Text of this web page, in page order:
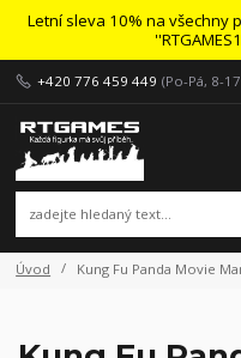
Letní sleva 10% na všechny
+420 776 459 449 (Po-Pá, 8-
Úvod Kung Fu Panda Movie